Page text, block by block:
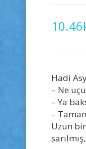
Hadi
– Ne
– Ya
–
Uzun